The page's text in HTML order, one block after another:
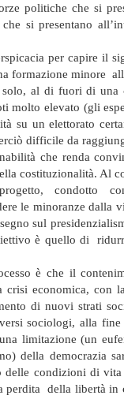
politiche che si
si presentano
per capire il
formazione minore
solo, al di fuori di una
molto elevato (gli
su un elettorato
difficile da
che renda
costituzionalità. Al
condotto
le minoranze dalla
sul
è quello di
è che il
crisi economica, con
di nuovi strati
sociologi, alla fine
limitazione (un
della democrazia
delle condizioni di
perdita della libertà in